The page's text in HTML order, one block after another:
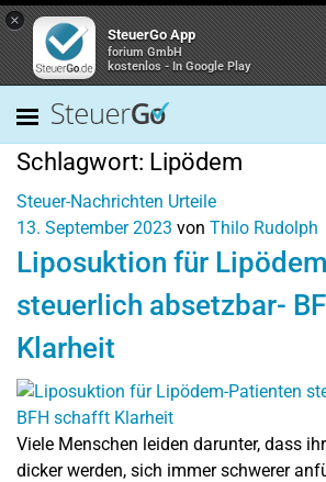
×
SteuerGo App
forium GmbH
kostenlos - In Google Play
Schlagwort: Lipödem
Steuer-Nachrichten Urteile
13. September 2023 von Thilo Rudolph
Liposuktion für
steuerlich absetzbar-
Klarheit
Viele Menschen leiden darunter, dass
dicker werden, sich immer schwerer